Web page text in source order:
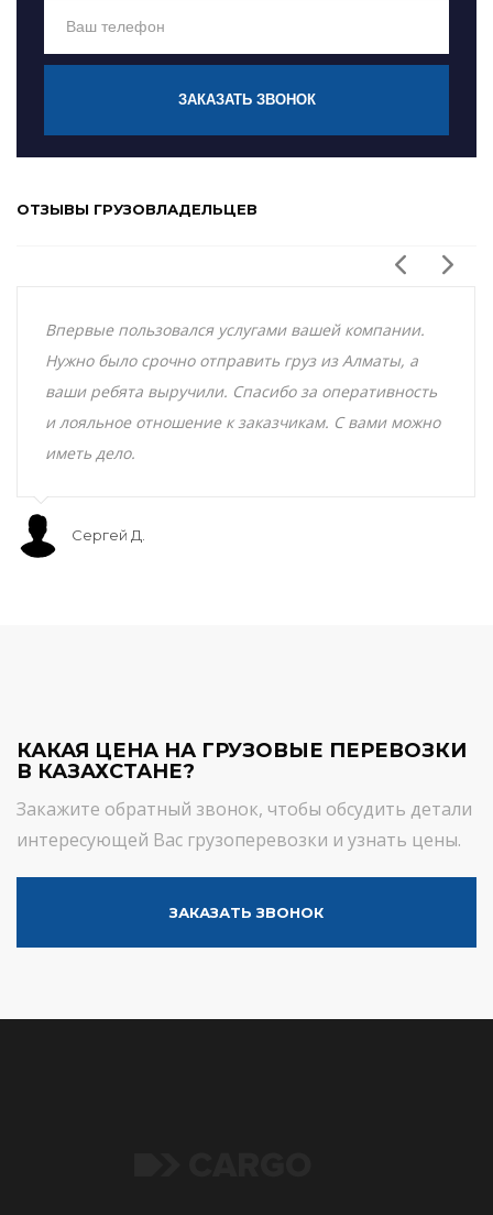
ЗАКАЗАТЬ ЗВОНОК
ОТЗЫВЫ ГРУЗОВЛАДЕЛЬЦЕВ
Впервые пользовался услугами вашей компании.
Нужно было срочно отправить груз из Алматы, а
ваши ребята выручили. Спасибо за оперативность
и лояльное отношение к заказчикам. С вами можно
иметь дело.
Сергей Д.
КАКАЯ ЦЕНА НА ГРУЗОВЫЕ ПЕРЕВОЗКИ
В КАЗАХСТАНЕ?
Закажите обратный звонок, чтобы обсудить детали
интересующей Вас грузоперевозки и узнать цены.
ЗАКАЗАТЬ ЗВОНОК